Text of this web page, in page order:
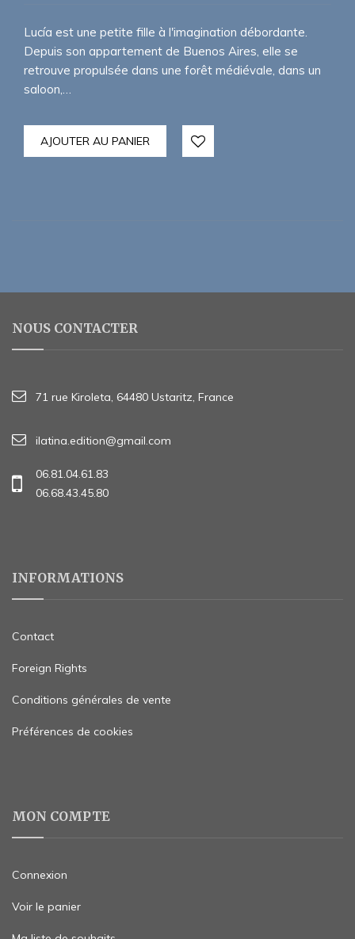
Lucía est une petite fille à l'imagination débordante.
Depuis son appartement de Buenos Aires, elle se
retrouve propulsée dans une forêt médiévale, dans un
saloon,…
AJOUTER AU PANIER
NOUS CONTACTER
71 rue Kiroleta, 64480 Ustaritz, France
ilatina.edition@gmail.com
06.81.04.61.83
06.68.43.45.80
INFORMATIONS
Contact
Foreign Rights
Conditions générales de vente
Préférences de cookies
MON COMPTE
Connexion
Voir le panier